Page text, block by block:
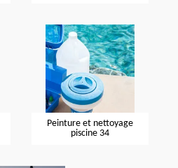
Peinture et nettoyage
piscine 34